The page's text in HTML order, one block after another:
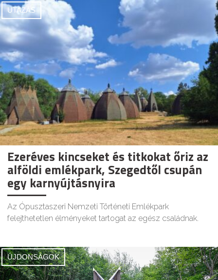
UTAZÁS
Ezeréves kincseket és titkokat őriz az
alföldi emlékpark, Szegedtől csupán
egy karnyújtásnyira
Az Ópusztaszeri Nemzeti Történeti Emlékpark
felejthetetlen élményeket tartogat az egész családnak.
ÚJDONSÁGOK